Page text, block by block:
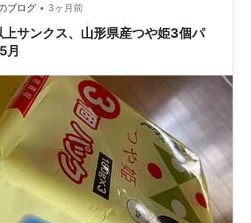
米は大して名も知られていないようなお
んだと思うけど、備蓄内は国内トップレ
米のブレンドだったはず。それを考え…
ブログ • 3ヶ月前
上サンクス、山形県産つや姫3個パ
月